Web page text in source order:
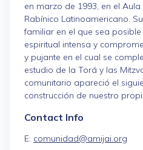
en marzo de 1993, en el
Rabínico Latinoamericano.
familiar en el que sea
espiritual intensa y
y pujante en el cual se
estudio de la Torá y las
comunitario apareció el
construcción de nuestro
Contact Info
E: comunidad@amijai.org